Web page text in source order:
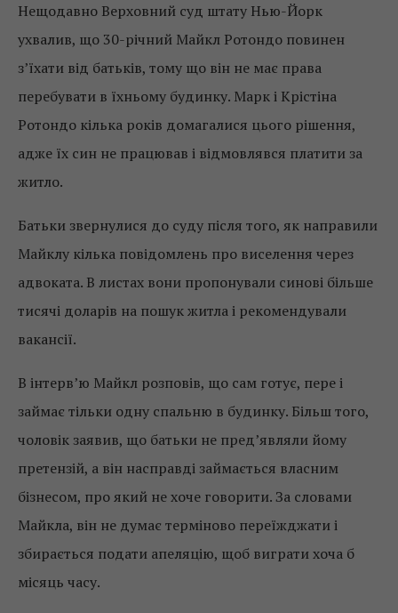
Нещодавно Верховний суд штату Нью-Йорк
ухвалив, що 30-річний Майкл Ротондо повинен
з’їхати від батьків, тому що він не має права
перебувати в їхньому будинку. Марк і Крістіна
Ротондо кілька років домагалися цього рішення,
адже їх син не працював і відмовлявся платити за
житло.
Батьки звернулися до суду після того, як направили
Майклу кілька повідомлень про виселення через
адвоката. В листах вони пропонували синові більше
тисячі доларів на пошук житла і рекомендували
вакансії.
В інтерв’ю Майкл розповів, що сам готує, пере і
займає тільки одну спальню в будинку. Більш того,
чоловік заявив, що батьки не пред’являли йому
претензій, а він насправді займається власним
бізнесом, про який не хоче говорити. За словами
Майкла, він не думає терміново переїжджати і
збирається подати апеляцію, щоб виграти хоча б
місяць часу.